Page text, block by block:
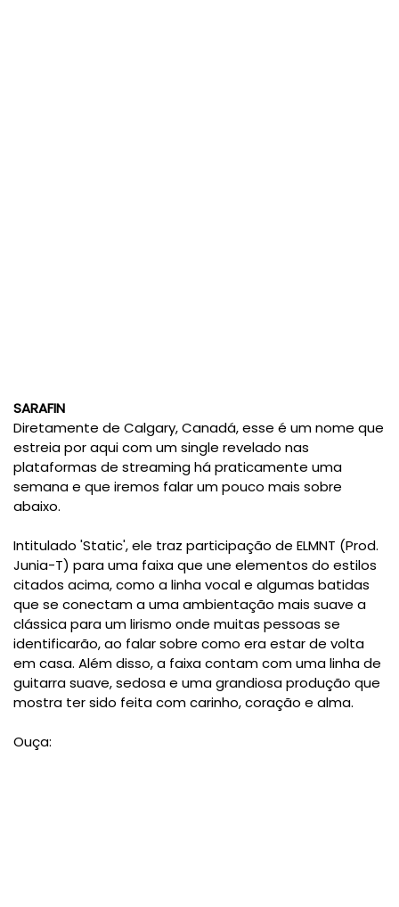
SARAFIN
Diretamente de Calgary, Canadá, esse é um nome que
estreia por aqui com um single revelado nas
plataformas de streaming há praticamente uma
semana e que iremos falar um pouco mais sobre
abaixo.
Intitulado 'Static', ele traz participação de ELMNT (Prod.
Junia-T) para uma faixa que une elementos do estilos
citados acima, como a linha vocal e algumas batidas
que se conectam a uma ambientação mais suave a
clássica para um lirismo onde muitas pessoas se
identificarão, ao falar sobre como era estar de volta
em casa. Além disso, a faixa contam com uma linha de
guitarra suave, sedosa e uma grandiosa produção que
mostra ter sido feita com carinho, coração e alma.
Ouça: